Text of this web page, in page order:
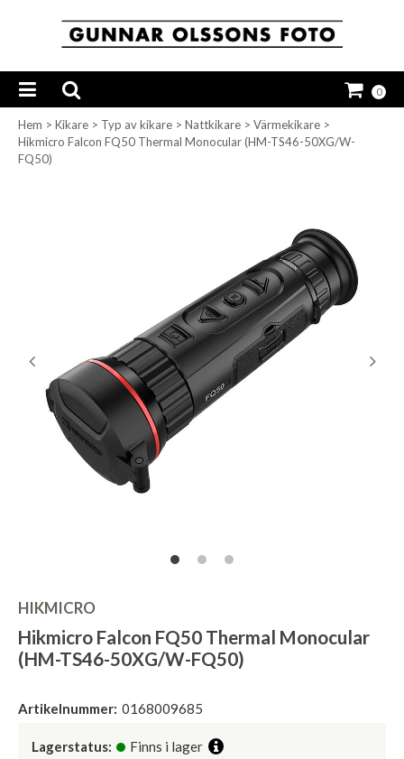
0
Hem > Kikare > Typ av kikare > Nattkikare > Värmekikare >
Hikmicro Falcon FQ50 Thermal Monocular (HM-TS46-50XG/W-
FQ50)
HIKMICRO
Hikmicro Falcon FQ50 Thermal Monocular
(HM-TS46-50XG/W-FQ50)
Artikelnummer: 0168009685
Lagerstatus: Finns i lager